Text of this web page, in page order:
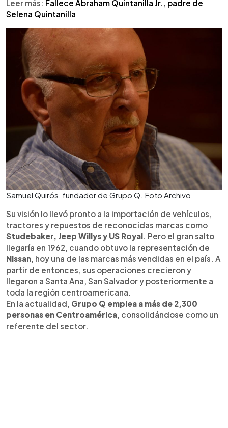
Leer más: Fallece Abraham Quintanilla Jr., padre de
Selena Quintanilla
Samuel Quirós, fundador de Grupo Q. Foto Archivo
Su visión lo llevó pronto a la importación de vehículos,
tractores y repuestos de reconocidas marcas como
Studebaker, Jeep Willys y US Royal. Pero el gran salto
llegaría en 1962, cuando obtuvo la representación de
Nissan, hoy una de las marcas más vendidas en el país. A
partir de entonces, sus operaciones crecieron y
llegaron a Santa Ana, San Salvador y posteriormente a
toda la región centroamericana.
En la actualidad, Grupo Q emplea a más de 2,300
personas en Centroamérica, consolidándose como un
referente del sector.